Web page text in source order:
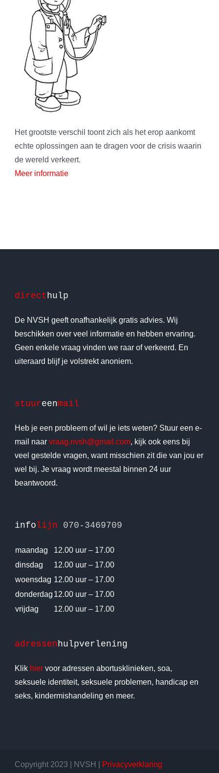
Het grootste verschil toont zich als het erop aankomt
echte oplossingen aan te dragen voor de crisis waarin
de wereld verkeert.
Meer informatie
directhulp
De NVSH geeft onafhankelijk gratis advies. Wij
beschikken over veel informatie en hebben ervaring.
Geen enkele vraag vinden we raar of verkeerd. En
uiteraard blijf je volstrekt anoniem.
stuureenmail
Heb je een probleem of wil je iets weten? Stuur een e-
mail naar vraag.nvsh@gmail.com, kijk ook eens bij
veel gestelde vragen, want misschien zit die van jou er
wel bij. Je vraag wordt meestal binnen 24 uur
beantwoord.
infolijn 070-3469709
maandag
12.00 uur – 17.00
dinsdag
12.00 uur – 17.00
woensdag 12.00 uur – 17.00
donderdag 12.00 uur – 17.00
vrijdag
12.00 uur – 17.00
adressenhulpverlening
Klik hiervoor adressen abortusklinieken, soa,
seksuele identiteit, seksuele problemen, handicap en
seks, kindermishandeling en meer.
Copyright 2023 | NVSH | Privacyverklaring